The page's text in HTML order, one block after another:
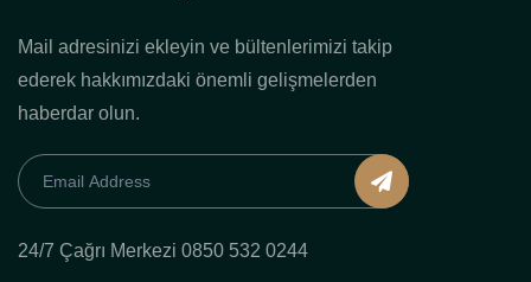
Mail adresinizi ekleyin ve bültenlerimizi takip
ederek hakkımızdaki önemli gelişmelerden
haberdar olun.
24/7 Çağrı Merkezi 0850 532 0244